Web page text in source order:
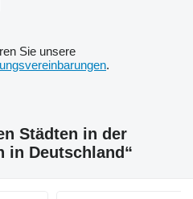
Sie unsere
.
Städten in der
in Deutschland“